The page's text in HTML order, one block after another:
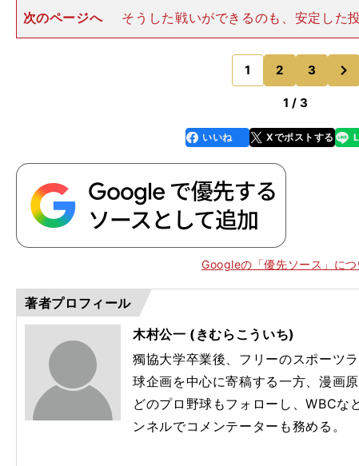
次のページへ
そうした戦いができるのも、安定した
らであり、守り抜く野球こそ侍ジャパンが目指すべき姿
か。 もしこうした戦いを本番で実践するようであれば
てから練習に臨まないと
1 2 3
1 / 3
faceboo
k
いいね Xでポストする
line
Googleの「優先ソース」につ
著者プロフィール
木村公一 (きむらこういち)
獨協大学卒業後、フリーのスポーツ
球企画を中心に寄稿する一方、漫画
どのプロ野球もフォローし、WBCな
ンネルでコメンテーターも務める。
、
、
。
再
？